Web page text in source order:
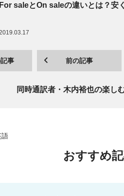
For saleとOn saleの違いとは？安
事 前の記事
同時通訳者・木内裕也の楽し
語
おすすめ